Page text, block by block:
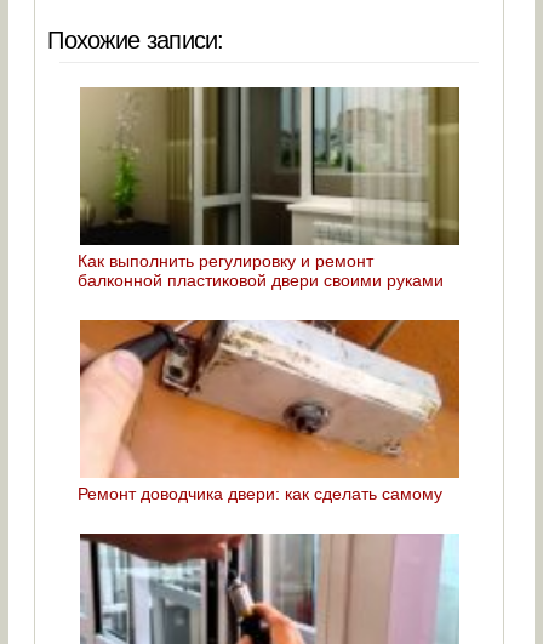
Похожие записи:
Как выполнить регулировку и ремонт
балконной пластиковой двери своими руками
Ремонт доводчика двери: как сделать самому